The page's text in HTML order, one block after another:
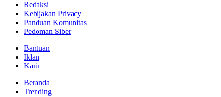
Redaksi
Kebijakan Privacy
Panduan Komunitas
Pedoman Siber
Bantuan
Iklan
Karir
Beranda
Trending